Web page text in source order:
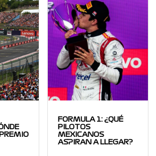
FORMULA 1: ¿QUÉ
PILOTOS
MEXICANOS
ASPIRAN A LLEGAR?